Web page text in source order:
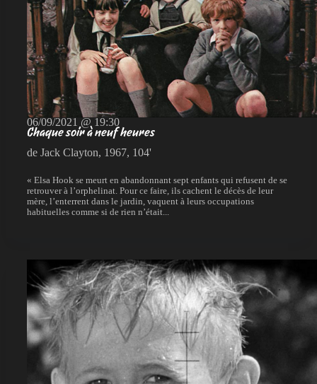
06/09/2021 @ 19:30
Chaque soir à neuf heures
de Jack Clayton, 1967, 104'
« Elsa Hook se meurt en abandonnant sept enfants qui refusent de se
retrouver à l’orphelinat. Pour ce faire, ils cachent le décès de leur
mère, l’enterrent dans le jardin, vaquent à leurs occupations
habituelles comme si de rien n’était...